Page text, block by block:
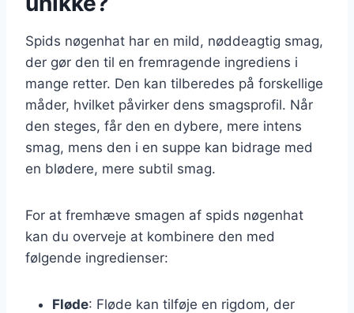
Spids nøgenhat har en mild, nøddeagtig smag,
der gør den til en fremragende ingrediens i
mange retter. Den kan tilberedes på forskellige
måder, hvilket påvirker dens smagsprofil. Når
den steges, får den en dybere, mere intens
smag, mens den i en suppe kan bidrage med
en blødere, mere subtil smag.
For at fremhæve smagen af spids nøgenhat
kan du overveje at kombinere den med
følgende ingredienser:
Fløde: Fløde kan tilføje en rigdom, der